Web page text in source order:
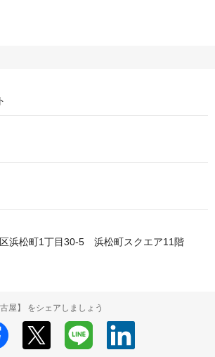
浜松町1丁目30-5　浜松町スクエア11階
屋】 をシェアしましょう